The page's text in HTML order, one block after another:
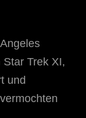
Trek XI,
und